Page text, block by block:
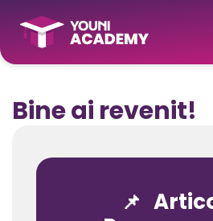
Bine ai revenit!
📌